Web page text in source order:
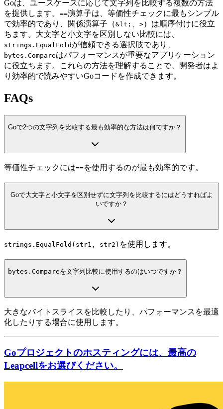
Goは、ユースケースに応じて文字列を比較する複数の方法
を提供します。 ==演算子は、等価性チェックに最もシンプル
で効率的であり、関係演算子（&lt; >）は順序付けに役立
ちます。大文字と小文字を区別しない比較には、
strings.EqualFold が信頼できる選択肢であり、
bytes.Compareはパフォーマンスが重要なアプリケーション
に役立ちます。これらの方法を理解することで、開発者はよ
り効率的で読みやすいGoコードを作成できます。
FAQs
Goで2つの文字列を比較する最も効率的な方法は何ですか？
等価性チェックには==を使用するのが最も効率的です。
Goで大文字と小文字を区別せずに文字列を比較するにはどうすればよ
いですか？
strings.EqualFold(str1, str2) を使用します。
bytes.Compareを文字列比較に使用するのはいつですか？
大きなバイトスライスを比較したり、パフォーマンスを最適
化したりする場合に使用します。
Goプロジェクトのホスティングには、最高の
Leapcellをお選びください。